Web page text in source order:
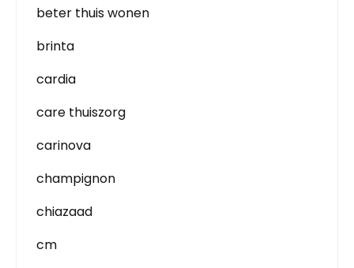
beter thuis wonen
brinta
cardia
care thuiszorg
carinova
champignon
chiazaad
cm